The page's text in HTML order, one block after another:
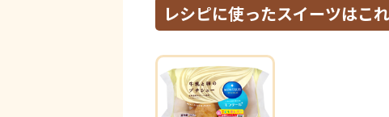
レシピに使ったスイーツはこれ